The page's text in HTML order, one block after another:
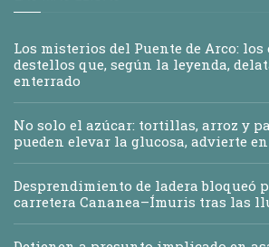
Los misterios del Puente de Arco: los
destellos que, según la leyenda,
enterrado
No solo el azúcar: tortillas, arroz y
pueden elevar la glucosa, advierte
Desprendimiento de ladera bloqueó
carretera Cananea–Ímuris tras las